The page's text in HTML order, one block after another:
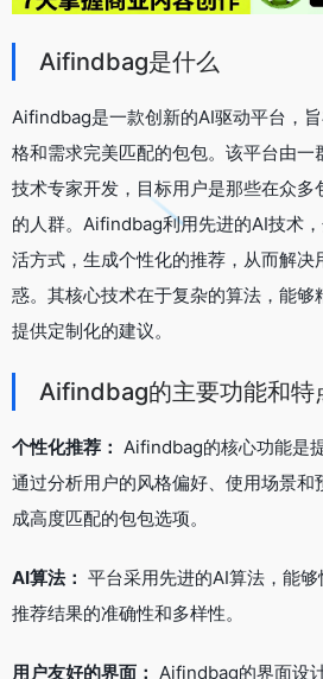
Aifindbag是什么
Aifindbag是一款创新的AI驱动平台，
格和需求完美匹配的包包。该平台由一
技术专家开发，目标用户是那些在众多
的人群。Aifindbag利用先进的AI技术
活方式，生成个性化的推荐，从而解决
惑。其核心技术在于复杂的算法，能够
提供定制化的建议。
Aifindbag的主要功能和特
个性化推荐： Aifindbag的核心功能是
通过分析用户的风格偏好、使用场景和
成高度匹配的包包选项。
AI算法： 平台采用先进的AI算法，能
推荐结果的准确性和多样性。
用户友好的界面： Aifindbag的界面设